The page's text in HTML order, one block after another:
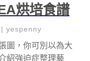
烘培食譜
| yespenny
圖，你可別以為大
紹強迫症整理藝